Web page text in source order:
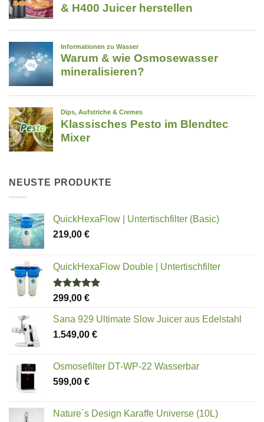
NEUSTE PRODUKTE
QuickHexaFlow | Untertischfilter (Basic)
219,00 €
QuickHexaFlow Double | Untertischfilter
Bewertet
5.00
von 5
299,00 €
Sana 929 Ultimate Slow Juicer aus Edelstahl
1.549,00 €
Osmosefilter DT-WP-22 Wasserbar
599,00 €
Nature´s Design Karaffe Universe (10L)